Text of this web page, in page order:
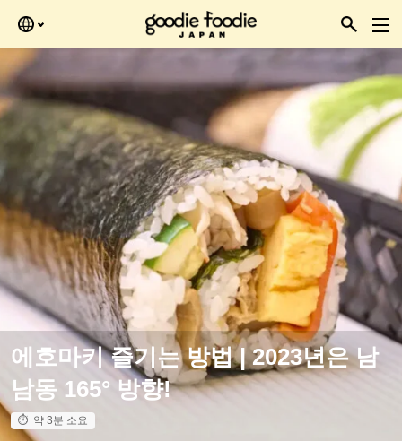
content
을 때 확인하세요.
에호마키 즐기는 방법 | 2023년은 남
남동 165° 방향!
약 3분 소요